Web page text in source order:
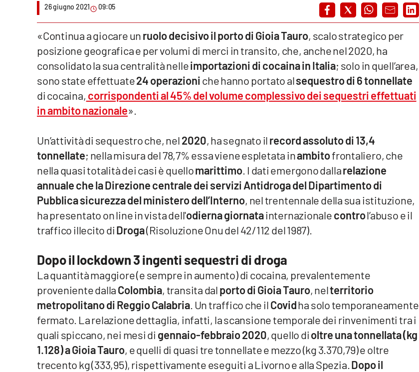
Venti di comunicazione
Streaming
LaC Network
Reggio Calabria
Buona Sanità Calabria
26 giugno 2021 09:05
«Continua a giocare unruolo decisivo il porto di Gioia Tauro, scalo strategico per
posizione geografica e per volumi di merci in transito, che, anche nel 2020, ha
consolidato la sua centralità nelleimportazioni di cocaina in Italia; solo in quell’area,
sono state effettuate24 operazioniche hanno portato alsequestro di 6 tonnellate
di cocaina, corrispondenti al 45% del volume complessivo dei sequestri effettuati
in ambito nazionale».
Un’attività di sequestro che, nel2020, ha segnato ilrecord assoluto di 13,4
tonnellate; nella misura del 78,7% essa viene espletata inambitofrontaliero, che
nella quasi totalità dei casi è quellomarittimo . I dati emergono dallarelazione
annuale che la Direzione centrale dei servizi Antidroga del Dipartimento di
Pubblica sicurezza del ministero dell’Interno, nel trentennale della sua istituzione,
ha presentato on line in vista dell'odierna giornatainternazionalecontrol’abuso e il
traffico illecito diDroga(Risoluzione Onu del 42/112 del 1987).
Dopo il lockdown 3 ingenti sequestri di droga
La quantità maggiore (e sempre in aumento) di cocaina, prevalentemente
proveniente dallaColombia, transita dalporto di Gioia Tauro, nelterritorio
metropolitano di Reggio Calabria . Un traffico che ilCovidha solo temporaneamente
fermato. La relazione dettaglia, infatti, la scansione temporale dei rinvenimenti tra i
quali spiccano, nei mesi di gennaio-febbraio 2020, quello dioltre una tonnellata (kg
1.128) a Gioia Tauro, e quelli di quasi tre tonnellate e mezzo (kg 3.370,79) e oltre
trecento kg (333,95), rispettivamente eseguiti a Livorno e alla Spezia. Dopo il